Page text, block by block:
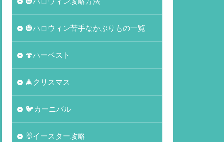
🎃ハロウィン苦手なかぶりもの一覧
🍄ハーベスト
🎄クリスマス
🐦カーニバル
🐰イースター攻略